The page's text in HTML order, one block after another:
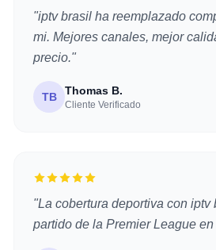
"iptv brasil ha reemplazado
mi. Mejores canales, mejor
precio."
TB Thomas B.
Cliente Verificado
"La cobertura deportiva con
partido de la Premier League